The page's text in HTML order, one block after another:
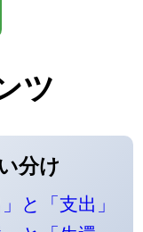
ツ
分け
」と「支出」